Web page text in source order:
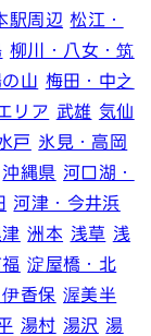
駅周辺 松江・
柳川・八女・筑
山 梅田・中之
リア 武雄 気仙
戸 氷見・高岡
沖縄県 河口湖・
河津・今井浜
洲本 浅草 浅
淀屋橋・北
香保 渥美半
湯村 湯沢 湯